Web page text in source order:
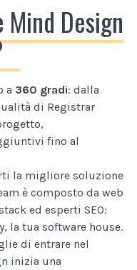
Design
a 360 gradi: dalla
di Registrar
fino al
la migliore soluzione
è composto da web
ed esperti SEO:
la tua software house.
di entrare nel
inizia una